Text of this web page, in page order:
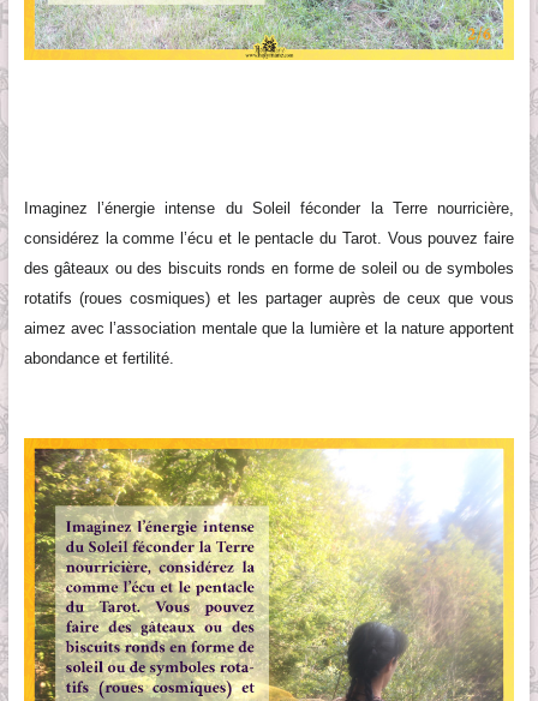
Imaginez l’énergie intense du Soleil féconder la Terre nourricière,
considérez la comme l’écu et le pentacle du Tarot. Vous pouvez faire
des gâteaux ou des biscuits ronds en forme de soleil ou de symboles
rotatifs (roues cosmiques) et les partager auprès de ceux que vous
aimez avec l’association mentale que la lumière et la nature apportent
abondance et fertilité.